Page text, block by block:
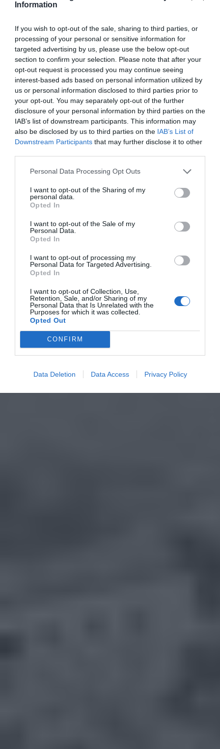
Information
If you wish to opt-out of the sale, sharing to third parties, or
processing of your personal or sensitive information for
targeted advertising by us, please use the below opt-out
section to confirm your selection. Please note that after your
opt-out request is processed you may continue seeing
interest-based ads based on personal information utilized by
us or personal information disclosed to third parties prior to
your opt-out. You may separately opt-out of the further
disclosure of your personal information by third parties on the
IAB’s list of downstream participants. This information may
also be disclosed by us to third parties on the IAB’s List of
Downstream Participants that may further disclose it to other
Personal Data Processing Opt Outs
I want to opt-out of the Sharing of my
personal data.
Opted In
I want to opt-out of the Sale of my
Personal Data.
Opted In
I want to opt-out of processing my
Personal Data for Targeted Advertising.
Opted In
I want to opt-out of Collection, Use,
Retention, Sale, and/or Sharing of my
Personal Data that Is Unrelated with the
Purposes for which it was collected.
Opted Out
CONFIRM
Data Deletion Data Access Privacy Policy